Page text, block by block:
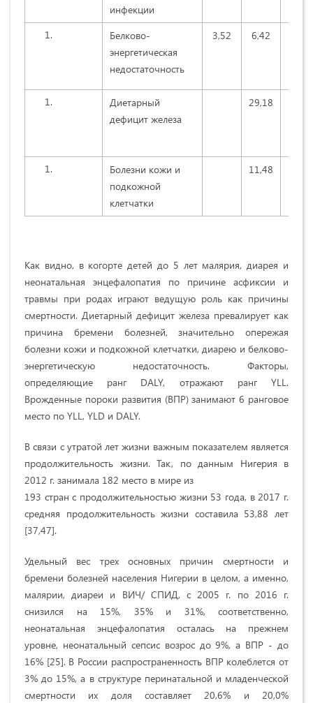
инфекции
Белково-
энергетическая
недостаточность
3,52 6,42
Диетарный
дефицит железа
29,18
Болезни кожи и
подкожной
клетчатки
11,48
Как видно, в когорте детей до 5 лет малярия, диарея и
неонатальная энцефалопатия по причине асфиксии и
травмы при родах играют ведущую роль как причины
смертности. Диетарный дефицит железа превалирует как
причина бремени болезней, значительно опережая
болезни кожи и подкожной клетчатки, диарею и белково-
энергетическую недостаточность. Факторы,
определяющие ранг DALY, отражают ранг YLL.
Врожденные пороки развития (ВПР) занимают 6 ранговое
место по YLL, YLD и DALY.
В связи с утратой лет жизни важным показателем является
продолжительность жизни. Так, по данным Нигерия в
2012 г. занимала 182 место в мире из
193 стран с продолжительностью жизни 53 года, в 2017 г.
средняя продолжительность жизни составила 53,88 лет
[37,47].
Удельный вес трех основных причин смертности и
бремени болезней населения Нигерии в целом, а именно,
малярии, диареи и ВИЧ/ СПИД, с 2005 г. по 2016 г.
снизился на 15%, 35% и 31%, соответственно,
неонатальная энцефалопатия осталась на прежнем
уровне, неонатальный сепсис возрос до 9%, а ВПР - до
16% [25]. В России распространенность ВПР колеблется от
3% до 15%, а в структуре перинатальной и младенческой
смертности их доля составляет 20,6% и 20,0%